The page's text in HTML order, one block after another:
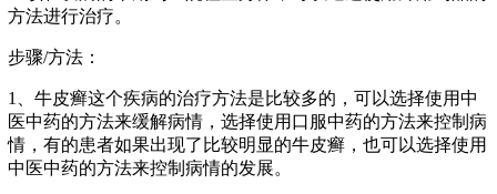
方法进行治疗。
步骤/方法：
1、牛皮癣这个疾病的治疗方法是比较多的，可以选择使用中
医中药的方法来缓解病情，选择使用口服中药的方法来控制病
情，有的患者如果出现了比较明显的牛皮癣，也可以选择使用
中医中药的方法来控制病情的发展。